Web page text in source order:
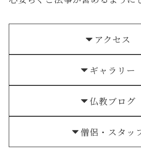
アクセス
ギャラリー
仏教ブログ
僧侶・スタッ